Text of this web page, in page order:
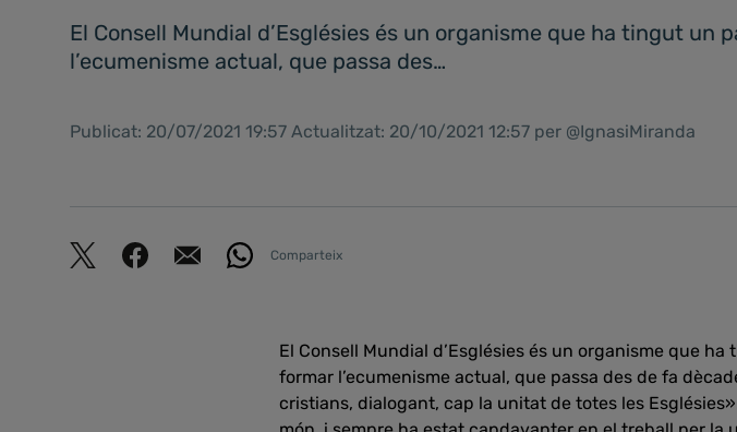
El Consell Mundial d’Esglésies és un organisme que ha tingut
l’ecumenisme actual, que passa des…
Publicat: 20/07/2021 19:57 Actualitzat: 20/10/2021 12:57 per @IgnasiMiranda
Comparteix
El Consell Mundial d’Esglésies és un organisme que
formar l’ecumenisme actual, que passa des de fa
cristians, dialogant, cap la unitat de totes les